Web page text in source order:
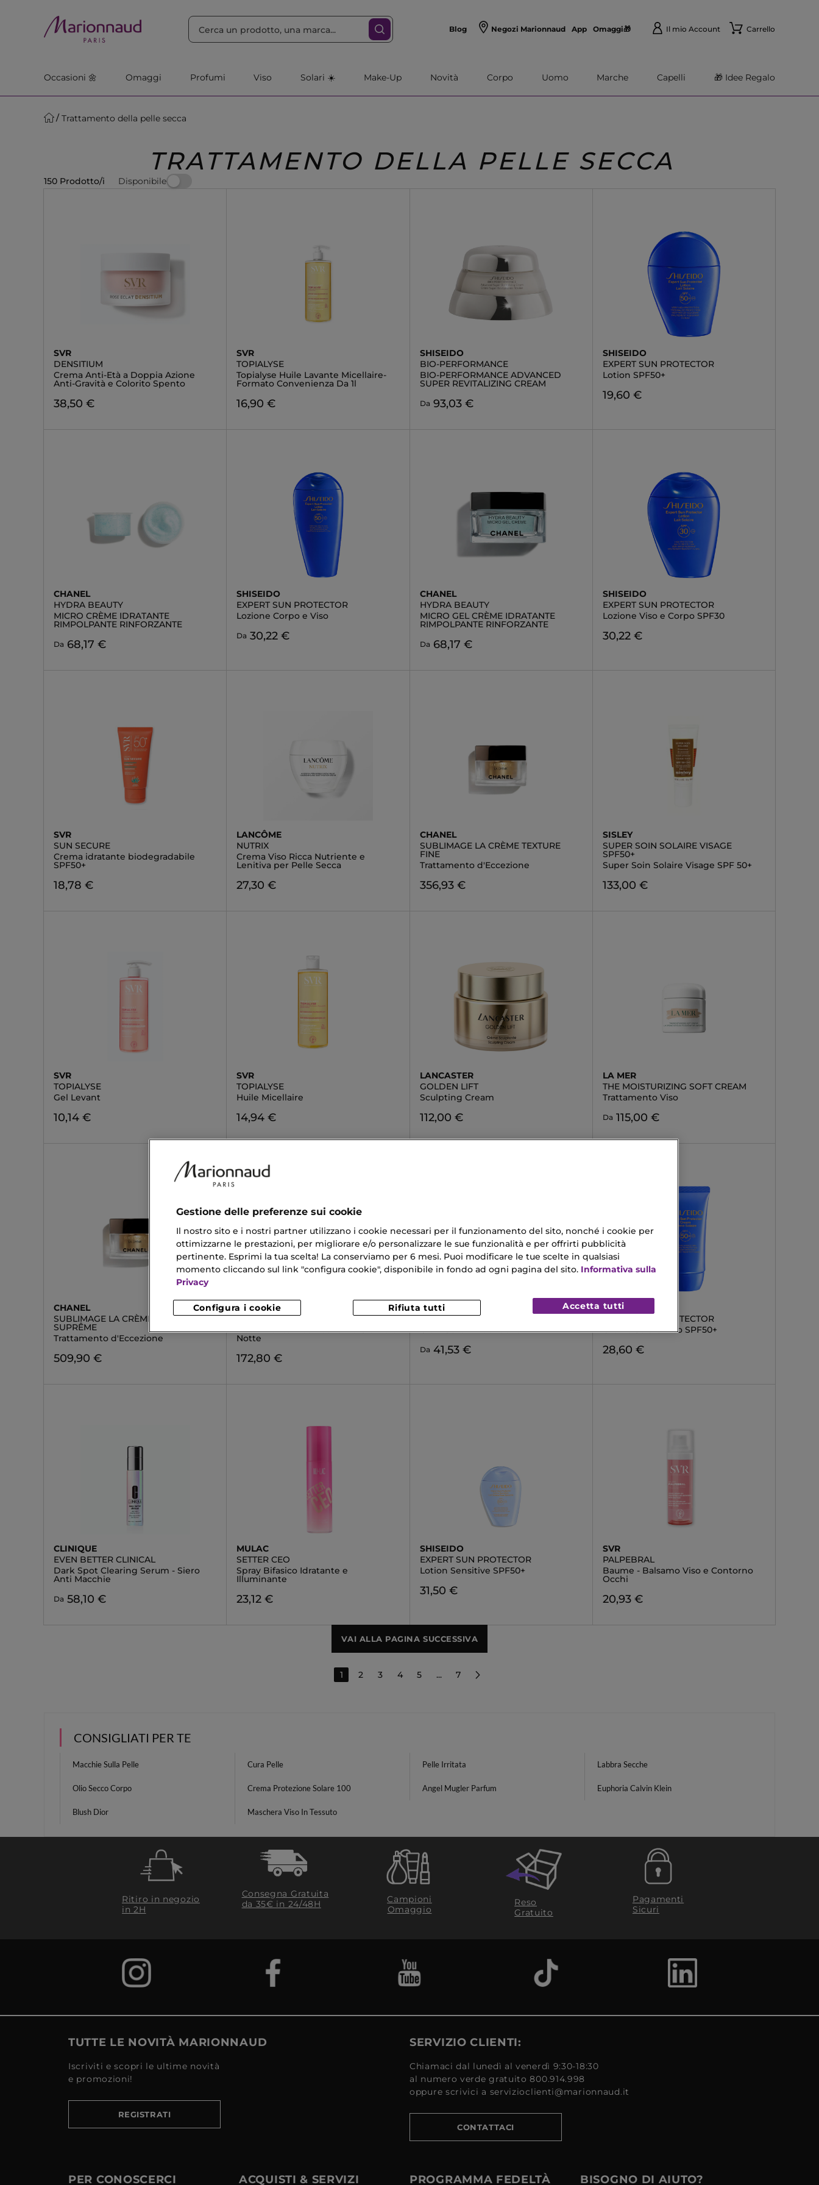
Blog Negozi Marionnaud App Omaggi🎁 Il mio Account Carrello
Occasioni 🌼 Omaggi Profumi Viso Solari ☀️ Make-Up Novità Corpo Uomo Marche Capelli 🎁 Idee Regalo
Trattamento della pelle secca
TRATTAMENTO DELLA PELLE SECCA
150 Prodotto/i Disponibile
SVR
DENSITIUM
Crema Anti-Età a Doppia Azione
Anti-Gravità e Colorito Spento
38,50 €
SVR
TOPIALYSE
Topialyse Huile Lavante Micellaire-
Formato Convenienza Da 1l
16,90 €
SHISEIDO
BIO-PERFORMANCE
BIO-PERFORMANCE ADVANCED
SUPER REVITALIZING CREAM
Da 93,03 €
SHISEIDO
EXPERT SUN PROTECTOR
Lotion SPF50+
19,60 €
CHANEL
HYDRA BEAUTY
MICRO CRÈME IDRATANTE
RIMPOLPANTE RINFORZANTE
Da 68,17 €
SHISEIDO
EXPERT SUN PROTECTOR
Lozione Corpo e Viso
Da 30,22 €
CHANEL
HYDRA BEAUTY
MICRO GEL CRÈME IDRATANTE
RIMPOLPANTE RINFORZANTE
Da 68,17 €
SHISEIDO
EXPERT SUN PROTECTOR
Lozione Viso e Corpo SPF30
30,22 €
SVR
SUN SECURE
Crema idratante biodegradabile
SPF50+
18,78 €
LANCÔME
NUTRIX
Crema Viso Ricca Nutriente e
Lenitiva per Pelle Secca
27,30 €
CHANEL
SUBLIMAGE LA CRÈME TEXTURE
FINE
Trattamento d'Eccezione
356,93 €
SISLEY
SUPER SOIN SOLAIRE VISAGE
SPF50+
Super Soin Solaire Visage SPF 50+
133,00 €
SVR
TOPIALYSE
Gel Levant
10,14 €
SVR
TOPIALYSE
Huile Micellaire
14,94 €
LANCASTER
GOLDEN LIFT
Sculpting Cream
112,00 €
LA MER
THE MOISTURIZING SOFT CREAM
Trattamento Viso
Da 115,00 €
CHANEL
SUBLIMAGE LA CRÈME TEXTURE
SUPRÊME
Trattamento d'Eccezione
509,90 €
SISLEY
SOIN VELOURS
Trattamento Viso Nutriente Giorno e
Notte
172,80 €
GIVENCHY
PRISME LIBRE
Glow Serum Foundation
Da 41,53 €
SHISEIDO
EXPERT SUN PROTECTOR
Crema Solare Viso SPF50+
28,60 €
CLINIQUE
EVEN BETTER CLINICAL
Dark Spot Clearing Serum - Siero
Anti Macchie
Da 58,10 €
MULAC
SETTER CEO
Spray Bifasico Idratante e
Illuminante
23,12 €
SHISEIDO
EXPERT SUN PROTECTOR
Lotion Sensitive SPF50+
31,50 €
SVR
PALPEBRAL
Baume - Balsamo Viso e Contorno
Occhi
20,93 €
VAI ALLA PAGINA SUCCESSIVA
1 2 3 4 5 ... 7
CONSIGLIATI PER TE
Macchie Sulla Pelle Cura Pelle Pelle Irritata Labbra Secche
Olio Secco Corpo Crema Protezione Solare 100 Angel Mugler Parfum Euphoria Calvin Klein
Blush Dior Maschera Viso In Tessuto
Ritiro in negozio
in 2H
Consegna Gratuita
da 35€​ in 24/48H
Campioni
Omaggio
Reso
Gratuito
Pagamenti
Sicuri
TUTTE LE NOVITÀ MARIONNAUD
Iscriviti e scopri le ultime novità
e promozioni!
REGISTRATI
SERVIZIO CLIENTI:
Chiamaci dal lunedì al venerdì 9:30-18:30
al numero verde gratuito 800.914.998
oppure scrivici a servizioclienti@marionnaud.it
CONTATTACI
PER CONOSCERCI ACQUISTI & SERVIZI PROGRAMMA FEDELTÀ BISOGNO DI AIUTO?
Gestione delle preferenze sui cookie
Il nostro sito e i nostri partner utilizzano i cookie necessari per il funzionamento del sito, nonché i cookie per
ottimizzarne le prestazioni, per migliorare e/o personalizzare le sue funzionalità e per offrirti pubblicità
pertinente. Esprimi la tua scelta! La conserviamo per 6 mesi. Puoi modificare le tue scelte in qualsiasi
momento cliccando sul link "configura cookie", disponibile in fondo ad ogni pagina del sito. Informativa sulla
Privacy
Configura i cookie Rifiuta tutti Accetta tutti